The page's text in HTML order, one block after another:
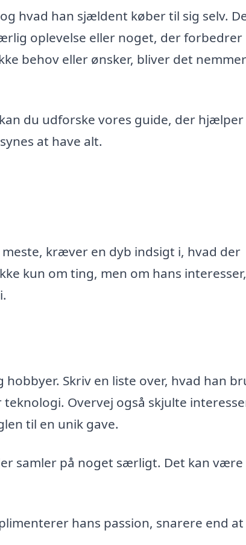
hvad han sjældent køber til sig selv.
oplevelse eller noget, der forbedrer
behov eller ønsker, bliver det
du udforske vores guide, der
at have alt.
kræver en dyb indsigt i, hvad der
kun om ting, men om hans interesser,
Skriv en liste over, hvad han
Overvej også skjulte
til en unik gave.
samler på noget særligt. Det kan
hans passion, snarere end at